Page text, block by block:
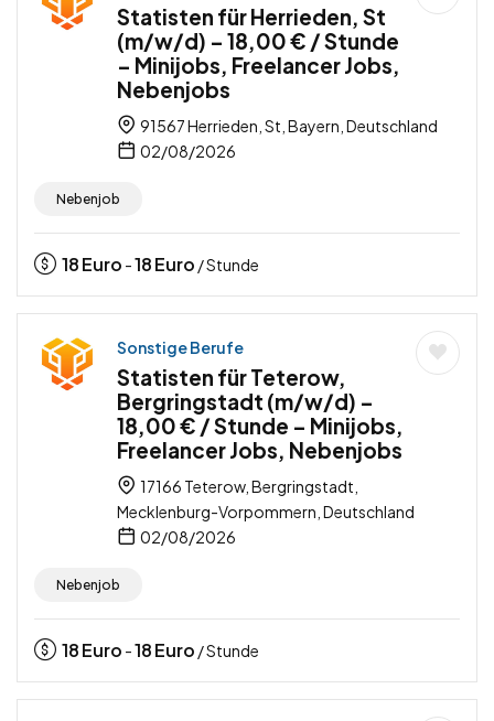
Statisten für Herrieden, St
(m/w/d) – 18,00 € / Stunde
– Minijobs, Freelancer Jobs,
Nebenjobs
91567 Herrieden, St, Bayern, Deutschland
02/08/2026
Nebenjob
18Euro -18Euro / Stunde
Sonstige Berufe
Statisten für Teterow,
Bergringstadt (m/w/d) –
18,00 € / Stunde – Minijobs,
Freelancer Jobs, Nebenjobs
17166 Teterow, Bergringstadt,
Mecklenburg-Vorpommern, Deutschland
02/08/2026
Nebenjob
18Euro -18Euro / Stunde